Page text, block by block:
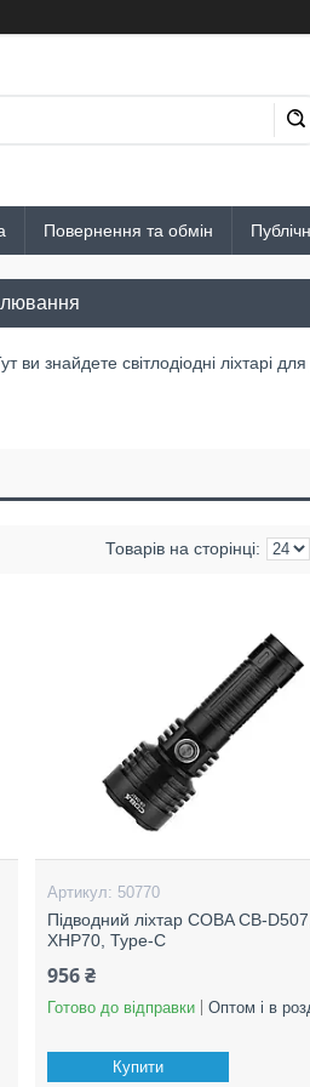
Повернення та обмін
ви знайдете світлодіодні ліхтарі
50770
Підводний ліхтар COBA CB-D507,
XHP70, Type-C
956 ₴
Готово до відправки Оптом і в
Купити